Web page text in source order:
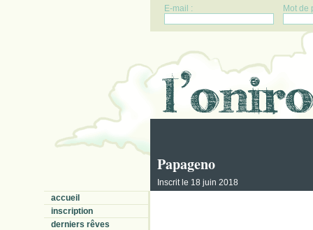
E-mail : Mot de
Papageno
Inscrit le 18 juin 2018
accueil
inscription
derniers rêves